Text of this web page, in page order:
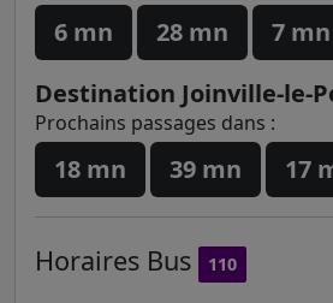
6 mn 28 mn 7 mn
Destination Joinville-le-
Prochains passages dans :
18 mn 39 mn 17
Horaires Bus 110